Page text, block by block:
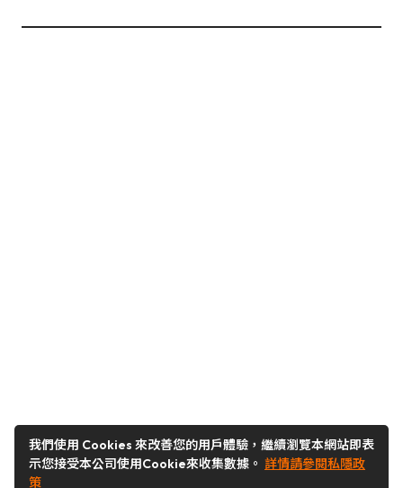
我們使用 Cookies 來改善您的用戶體驗，繼續瀏覽本網站即表
示您接受本公司使用Cookie來收集數據。 詳情請參閱私隱政
策